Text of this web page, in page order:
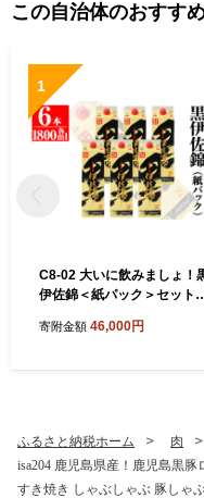
この自治体のおすす
1
C8-02 大いに飲みましょ！
伊佐錦＜紙パック＞セット
佐市 特産品 鹿児島 大口酒造
寄附金額 46,000円
ふるさと納税ホーム 肉
isa204 鹿児島県産！鹿児島黒
すき焼き しゃぶしゃぶ 豚しゃ